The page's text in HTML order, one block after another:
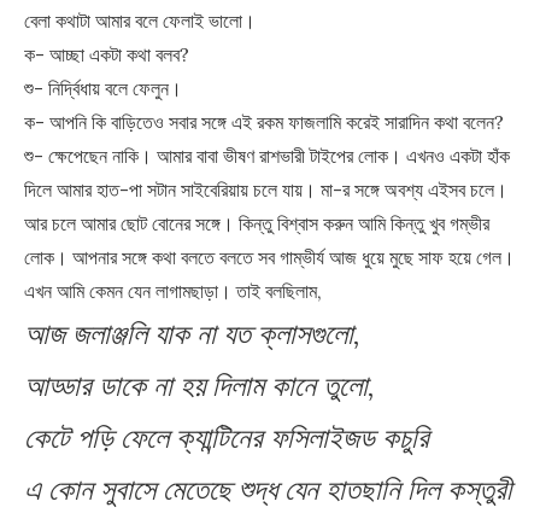
বেলা কথাটা আমার বলে ফেলাই ভালো।
ক- আচ্ছা একটা কথা বলব?
শু- নির্দ্বিধায় বলে ফেলুন।
ক- আপনি কি বাড়িতেও সবার সঙ্গে এই রকম ফাজলামি করেই সারাদিন কথা বলেন?
শু- ক্ষেপেছেন নাকি। আমার বাবা ভীষণ রাশভারী টাইপের লোক। এখনও একটা হাঁক
দিলে আমার হাত-পা সটান সাইবেরিয়ায় চলে যায়। মা-র সঙ্গে অবশ্য এইসব চলে।
আর চলে আমার ছোট বোনের সঙ্গে। কিন্তু বিশ্বাস করুন আমি কিন্তু খুব গম্ভীর
লোক। আপনার সঙ্গে কথা বলতে বলতে সব গাম্ভীর্য আজ ধুয়ে মুছে সাফ হয়ে গেল।
এখন আমি কেমন যেন লাগামছাড়া। তাই বলছিলাম,
আজ জলাঞ্জলি যাক না যত ক্লাসগুলো,
আড্ডার ডাকে না হয় দিলাম কানে তুলো,
কেটে পড়ি ফেলে ক্যান্টিনের ফসিলাইজড কচুরি
এ কোন সুবাসে মেতেছে শুদ্ধ যেন হাতছানি দিল কস্তুরী